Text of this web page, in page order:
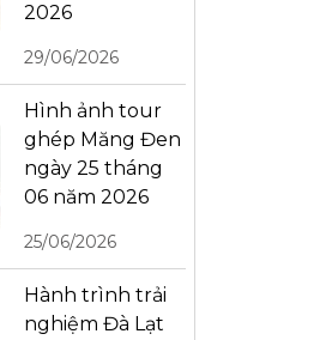
2026
29/06/2026
Hình ảnh tour
ghép Măng Đen
ngày 25 tháng
06 năm 2026
25/06/2026
Hành trình trải
nghiệm Đà Lạt